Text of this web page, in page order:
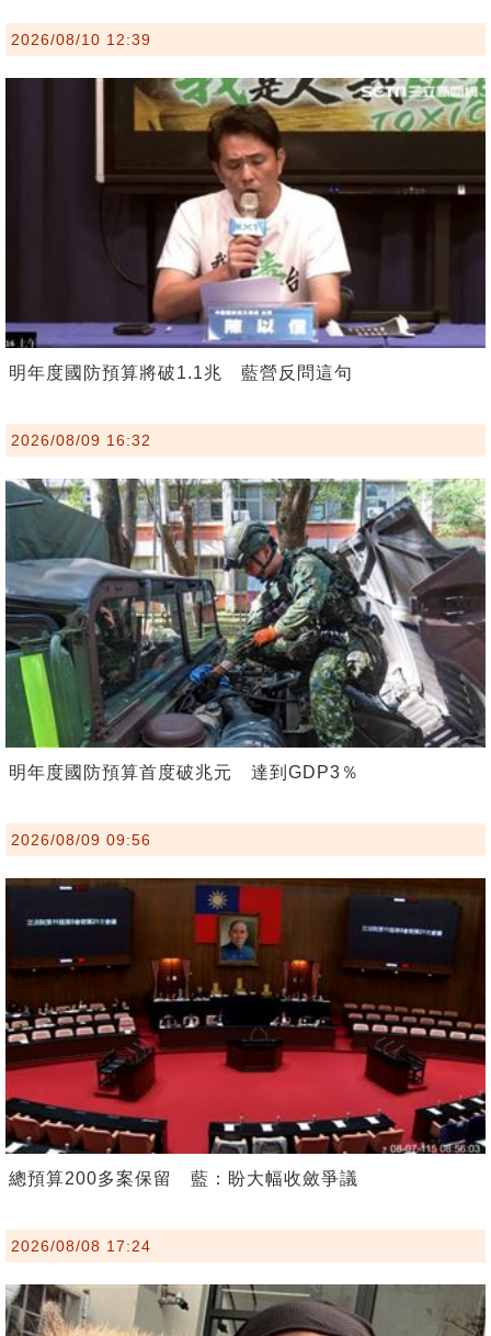
2026/08/10 12:39
明年度國防預算將破1.1兆 藍營反問這句
2026/08/09 16:32
明年度國防預算首度破兆元 達到GDP3％
2026/08/09 09:56
總預算200多案保留 藍：盼大幅收斂爭議
2026/08/08 17:24